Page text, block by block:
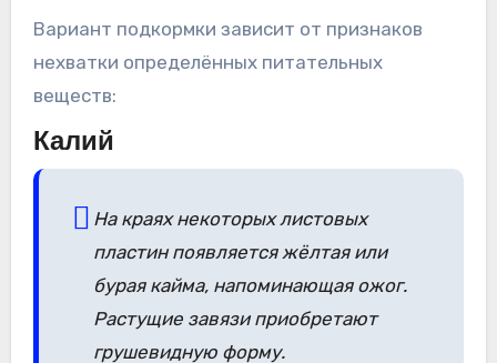
Вариант подкормки зависит от признаков
нехватки определённых питательных
веществ:
Калий
На краях некоторых листовых
пластин появляется жёлтая или
бурая кайма, напоминающая ожог.
Растущие завязи приобретают
грушевидную форму.